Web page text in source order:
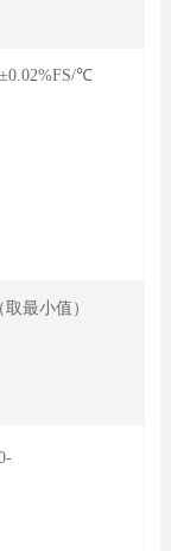
℃
最小值）
）